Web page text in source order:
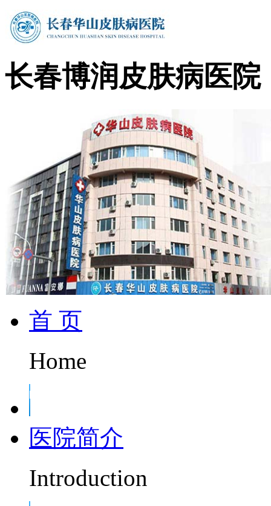
长春博润皮肤病医院
首 页
Home
医院简介
Introduction